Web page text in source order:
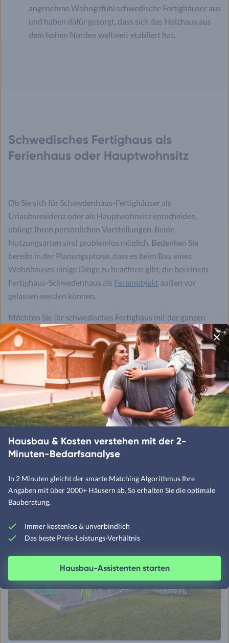
angenehme Wohngefühl schwedische Fertighäuser aus
und haben dafür gesorgt, dass sich das Holzhaus aus
dem hohen Norden weltweit etabliert hat.
Schwedisches Fertighaus als
Ferienhaus oder Hauptwohnsitz
Ob Sie sich für Schwedenhaus-Fertighäuser als
Urlaubsresidenz oder als Hauptwohnsitz entscheiden,
obliegt Ihren persönlichen Vorstellungen. Beide
Nutzungsarten sind problemlos möglich. Bedenken Sie
bereits in der Planungsphase, dass es beim Bau eines
Wohnhauses einige Dinge zu beachten gibt, die bei einem
Fertighaus-Schwedenhaus als Ferienobjekt außen vor
gelassen werden können.
Möchten Sie Ihr schwedisches Fertighaus mit der ganzen
Familie beziehen und ganzjährig im Holzhaus leben, sollten
Sie für eine adäquateDämmung mit natürlichen Materialien
sorgen. Auch die Raumaufteilung und die
Gesamtwohnfläche sind Faktoren, die Sie in Bezug auf die
Nutzung betrachten und abwägen sollten. Für ein
Ferienhaus sind 40 bis 60 qm ausreichend. Um ein
Schwedenhaus-Fertighaus mit der ganzen Familie zu
beziehen, sollten Sie dagegen eineGrundfläche von
mindestens 100 qmeinplanen.
Hausbau & Kosten verstehen mit der 2-
Minuten-Bedarfsanalyse
In 2 Minuten gleicht der smarte Matching Algorithmus Ihre
Angaben mit über 2000+ Häusern ab. So erhalten Sie die optimale
Bauberatung.
Immer kostenlos & unverbindlich
Das beste Preis-Leistungs-Verhältnis
Hausbau-Assistenten starten